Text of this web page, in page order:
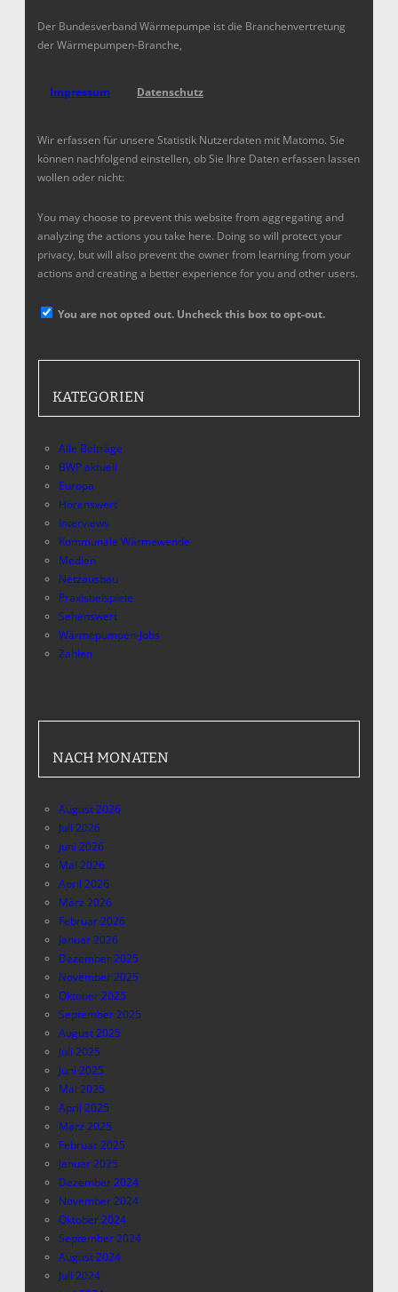
Der Bundesverband Wärmepumpe ist die Branchenvertretung
der Wärmepumpen-Branche,
Impressum Datenschutz
Wir erfassen für unsere Statistik Nutzerdaten mit Matomo. Sie
können nachfolgend einstellen, ob Sie Ihre Daten erfassen lassen
wollen oder nicht:
You may choose to prevent this website from aggregating and
analyzing the actions you take here. Doing so will protect your
privacy, but will also prevent the owner from learning from your
actions and creating a better experience for you and other users.
You are not opted out. Uncheck this box to opt-out.
KATEGORIEN
Alle Beiträge
BWP aktuell
Europa
Hörenswert
Interviews
Kommunale Wärmewende
Medien
Netzausbau
Praxisbeispiele
Sehenswert
Wärmepumpen-Jobs
Zahlen
NACH MONATEN
August 2026
Juli 2026
Juni 2026
Mai 2026
April 2026
März 2026
Februar 2026
Januar 2026
Dezember 2025
November 2025
Oktober 2025
September 2025
August 2025
Juli 2025
Juni 2025
Mai 2025
April 2025
März 2025
Februar 2025
Januar 2025
Dezember 2024
November 2024
Oktober 2024
September 2024
August 2024
Juli 2024